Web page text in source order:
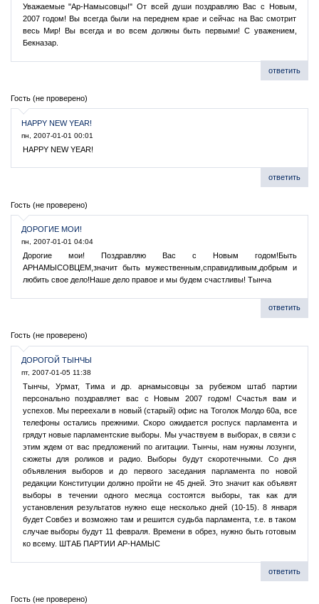
Уважаемые "Ар-Намысовцы!" От всей души поздравляю Вас с Новым,
2007 годом! Вы всегда были на переднем крае и сейчас на Вас смотрит
весь Мир! Вы всегда и во всем должны быть первыми! С уважением,
Бекназар.
ответить
Гость (не проверено)
HAPPY NEW YEAR!
пн, 2007-01-01 00:01
HAPPY NEW YEAR!
ответить
Гость (не проверено)
ДОРОГИЕ МОИ!
пн, 2007-01-01 04:04
Дорогие мои! Поздравляю Вас с Новым годом!Быть
АРНАМЫСОВЦЕМ,значит быть мужественным,справидливым,добрым и
любить свое дело!Наше дело правое и мы будем счастливы! Тынча
ответить
Гость (не проверено)
ДОРОГОЙ ТЫНЧЫ
пт, 2007-01-05 11:38
Тынчы, Урмат, Тима и др. арнамысовцы за рубежом штаб партии
персонально поздравляет вас с Новым 2007 годом! Счастья вам и
успехов. Мы переехали в новый (старый) офис на Тоголок Молдо 60а, все
телефоны остались прежними. Скоро ожидается роспуск парламента и
грядут новые парламентские выборы. Мы участвуем в выборах, в связи с
этим ждем от вас предложений по агитации. Тынчы, нам нужны лозунги,
сюжеты для роликов и радио. Выборы будут скоротечными. Со дня
объявления выборов и до первого заседания парламента по новой
редакции Конституции должно пройти не 45 дней. Это значит как объявят
выборы в течении одного месяца состоятся выборы, так как для
установления результатов нужно еще несколько дней (10-15). 8 января
будет Совбез и возможно там и решится судьба парламента, т.е. в таком
случае выборы будут 11 февраля. Времени в обрез, нужно быть готовым
ко всему. ШТАБ ПАРТИИ АР-НАМЫС
ответить
Гость (не проверено)